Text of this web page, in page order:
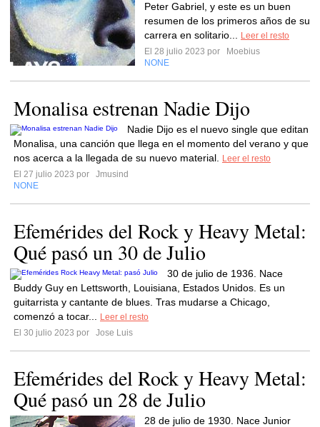
Peter Gabriel, y este es un buen
resumen de los primeros años de su
carrera en solitario...
Leer el resto
El 28 julio 2023 por
Moebius
NONE
Monalisa estrenan Nadie Dijo
Nadie Dijo es el nuevo single que editan
Monalisa, una canción que llega en el momento del verano y que
nos acerca a la llegada de su nuevo material.
Leer el resto
El 27 julio 2023 por
Jmusind
NONE
Efemérides del Rock y Heavy Metal:
Qué pasó un 30 de Julio
30 de julio de 1936. Nace
Buddy Guy en Lettsworth, Louisiana, Estados Unidos. Es un
guitarrista y cantante de blues. Tras mudarse a Chicago,
comenzó a tocar...
Leer el resto
El 30 julio 2023 por
Jose Luis
Efemérides del Rock y Heavy Metal:
Qué pasó un 28 de Julio
28 de julio de 1930. Nace Junior